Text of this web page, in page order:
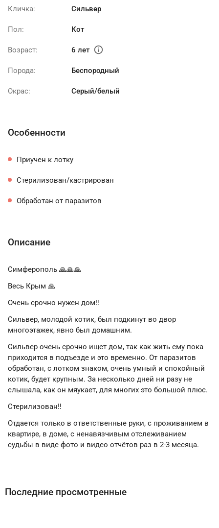
Кличка: Сильвер
Пол: Кот
Возраст: 6 лет info
Порода: Беспородный
Окрас: Серый/белый
Особенности
Приучен к лотку
Стерилизован/кастрирован
Обработан от паразитов
Описание
Симферополь 🙏🙏🙏
Весь Крым 🙏
Очень срочно нужен дом‼
Сильвер, молодой котик, был подкинут во двор
многоэтажек, явно был домашним.
Сильвер очень срочно ищет дом, так как жить ему пока
приходится в подъезде и это временно. От паразитов
обработан, с лотком знаком, очень умный и спокойный
котик, будет крупным. За несколько дней ни разу не
слышала, как он мяукает, для многих это большой плюс.
Стерилизован‼
Отдается только в ответственные руки, с проживанием в
квартире, в доме, с ненавязчивым отслеживанием
судьбы в виде фото и видео отчётов раз в 2-3 месяца.
Последние просмотренные